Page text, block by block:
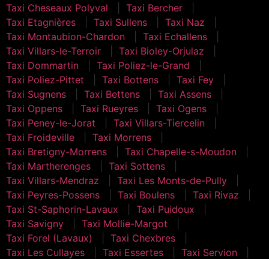
Taxi Cheseaux Polyval
Taxi Bercher
Taxi Etagnières
Taxi Sullens
Taxi Naz
Taxi Montaubion-Chardon
Taxi Echallens
Taxi Villars-le-Terroir
Taxi Bioley-Orjulaz
Taxi Dommartin
Taxi Poliez-le-Grand
Taxi Poliez-Pittet
Taxi Bottens
Taxi Fey
Taxi Sugnens
Taxi Bettens
Taxi Assens
Taxi Oppens
Taxi Rueyres
Taxi Ogens
Taxi Peney-le-Jorat
Taxi Villars-Tiercelin
Taxi Froideville
Taxi Morrens
Taxi Bretigny-Morrens
Taxi Chapelle-s-Moudon
Taxi Martherenges
Taxi Sottens
Taxi Villars-Mendraz
Taxi Les Monts-de-Pully
Taxi Peyres-Possens
Taxi Boulens
Taxi Rivaz
Taxi St-Saphorin-Lavaux
Taxi Puidoux
Taxi Savigny
Taxi Mollie-Margot
Taxi Forel (Lavaux)
Taxi Chexbres
Taxi Les Cullayes
Taxi Essertes
Taxi Servion